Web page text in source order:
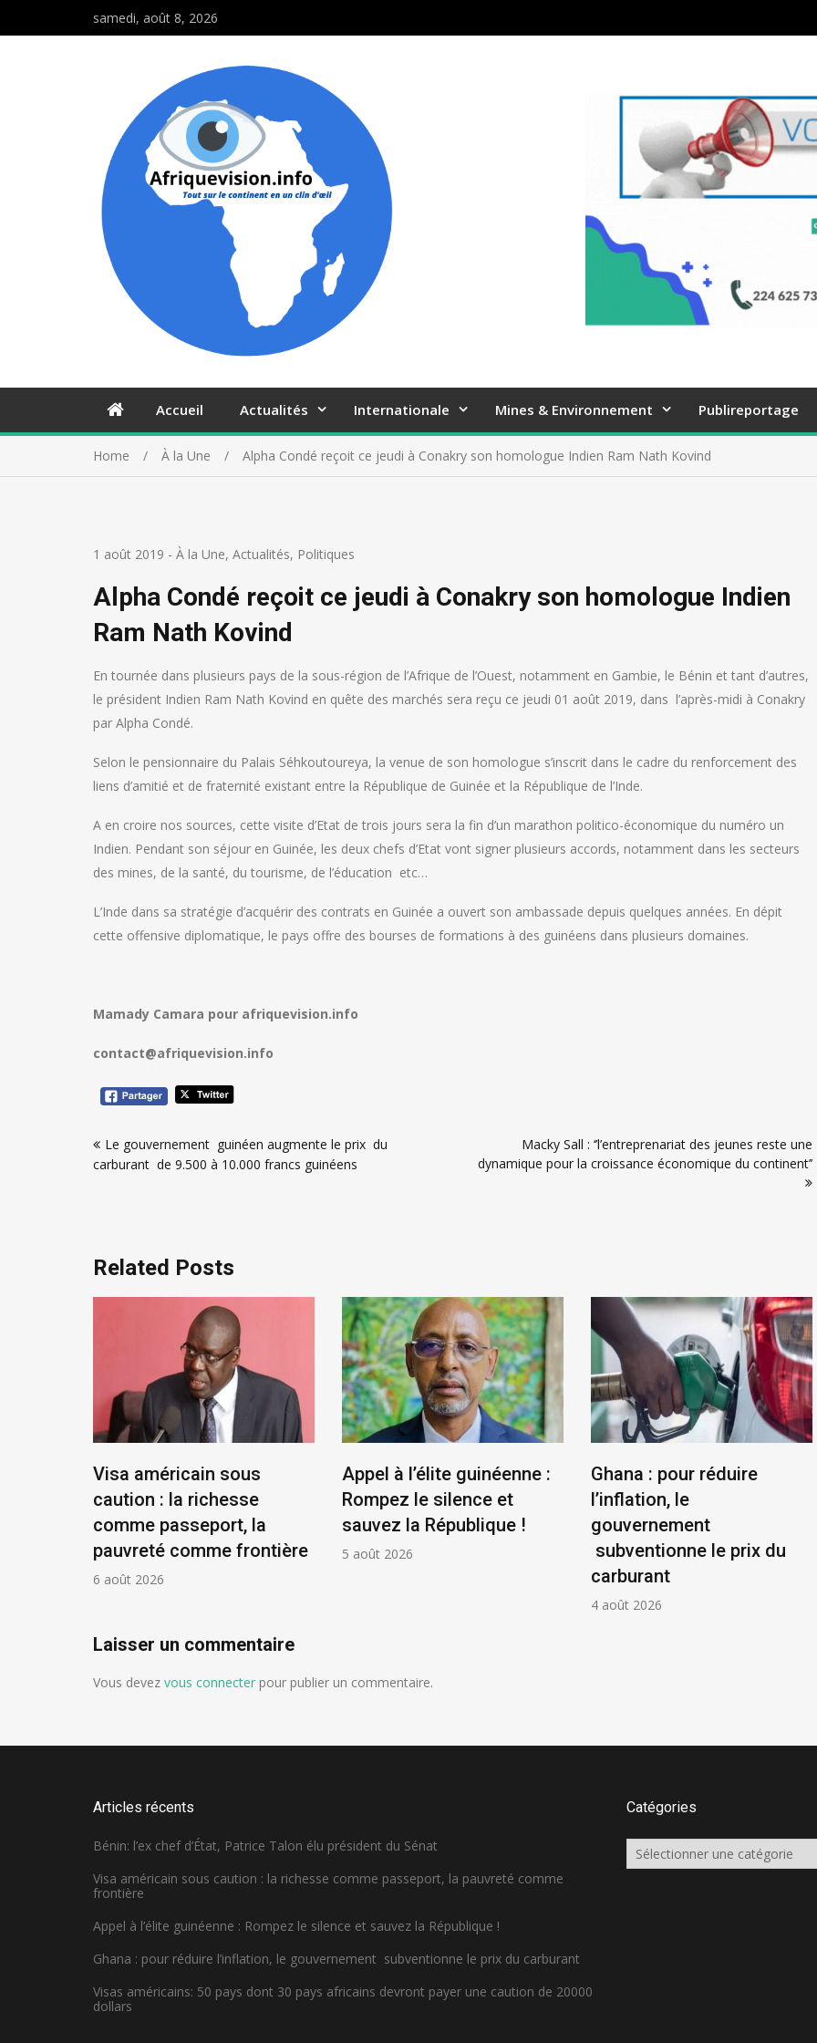
samedi, août 8, 2026
Accueil Actualités Internationale Mines & Environnement Publireportage
Home À la Une Alpha Condé reçoit ce jeudi à Conakry son homologue Indien Ram Nath Kovind
1 août 2019 - À la Une, Actualités, Politiques
Alpha Condé reçoit ce jeudi à Conakry son homologue Indien
Ram Nath Kovind
En tournée dans plusieurs pays de la sous-région de l’Afrique de l’Ouest, notamment en Gambie, le Bénin et tant d’autres,
le président Indien Ram Nath Kovind en quête des marchés sera reçu ce jeudi 01 août 2019, dans l’après-midi à Conakry
par Alpha Condé.
Selon le pensionnaire du Palais Séhkoutoureya, la venue de son homologue s’inscrit dans le cadre du renforcement des
liens d’amitié et de fraternité existant entre la République de Guinée et la République de l’Inde.
A en croire nos sources, cette visite d’Etat de trois jours sera la fin d’un marathon politico-économique du numéro un
Indien. Pendant son séjour en Guinée, les deux chefs d’Etat vont signer plusieurs accords, notamment dans les secteurs
des mines, de la santé, du tourisme, de l’éducation etc…
L’Inde dans sa stratégie d’acquérir des contrats en Guinée a ouvert son ambassade depuis quelques années. En dépit
cette offensive diplomatique, le pays offre des bourses de formations à des guinéens dans plusieurs domaines.
Mamady Camara pour afriquevision.info
contact@afriquevision.info
deLe gouvernement guinéen augmente le prix du
carburant de 9.500 à 10.000 francs guinéens
Macky Sall : ‘’l’entreprenariat des jeunes reste une
dynamique pour la croissance économique du continent’’
Related Posts
Visa américain sous
caution : la richesse
comme passeport, la
pauvreté comme frontière
6 août 2026
Appel à l’élite guinéenne :
Rompez le silence et
sauvez la République !
5 août 2026
Ghana : pour réduire
l’inflation, le
gouvernement
subventionne le prix du
carburant
4 août 2026
Laisser un commentaire
Vous devez vous connecter pour publier un commentaire.
Articles récents
Bénin: l’ex chef d’État, Patrice Talon élu président du Sénat
Visa américain sous caution : la richesse comme passeport, la pauvreté comme
frontière
Appel à l’élite guinéenne : Rompez le silence et sauvez la République !
Ghana : pour réduire l’inflation, le gouvernement subventionne le prix du carburant
Visas américains: 50 pays dont 30 pays africains devront payer une caution de 20000
dollars
Catégories
Catégories